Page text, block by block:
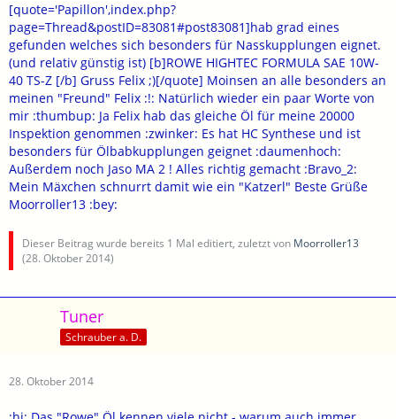
[quote='Papillon',index.php?
page=Thread&postID=83081#post83081]hab grad eines
gefunden welches sich besonders für Nasskupplungen eignet.
(und relativ günstig ist) [b]ROWE HIGHTEC FORMULA SAE 10W-
40 TS-Z [/b] Gruss Felix ;)[/quote] Moinsen an alle besonders an
meinen "Freund" Felix :!: Natürlich wieder ein paar Worte von
mir :thumbup: Ja Felix hab das gleiche Öl für meine 20000
Inspektion genommen :zwinker: Es hat HC Synthese und ist
besonders für Ölbabkupplungen geignet :daumenhoch:
Außerdem noch Jaso MA 2 ! Alles richtig gemacht :Bravo_2:
Mein Mäxchen schnurrt damit wie ein "Katzerl" Beste Grüße
Moorroller13 :bey:
Dieser Beitrag wurde bereits 1 Mal editiert, zuletzt von Moorroller13
(28. Oktober 2014)
Tuner
Schrauber a. D.
28. Oktober 2014